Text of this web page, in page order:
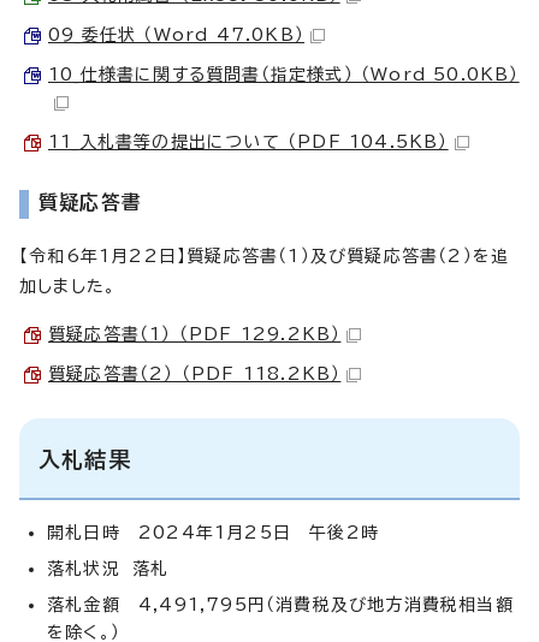
09_委任状 （Word 47.0KB）
10_仕様書に関する質問書（指定様式） （Word 50.0KB）
11_入札書等の提出について （PDF 104.5KB）
質疑応答書
【令和6年1月22日】質疑応答書（1）及び質疑応答書（2）を追
加しました。
質疑応答書（1） （PDF 129.2KB）
質疑応答書（2） （PDF 118.2KB）
入札結果
開札日時 2024年1月25日 午後2時
落札状況 落札
落札金額 4,491,795円（消費税及び地方消費税相当額
を除く。）